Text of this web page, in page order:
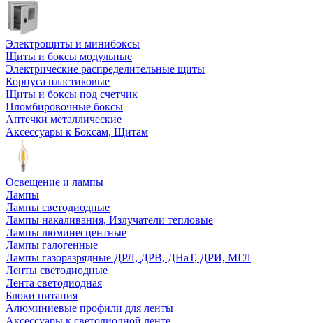
Электрощиты и минибоксы
Щиты и боксы модульные
Электрические распределительные щиты
Корпуса пластиковые
Щиты и боксы под счетчик
Пломбировочные боксы
Аптечки металлические
Аксессуары к Боксам, Щитам
Освещение и лампы
Лампы
Лампы светодиодные
Лампы накаливания, Излучатели тепловые
Лампы люминесцентные
Лампы галогенные
Лампы газоразрядные ДРЛ, ДРВ, ДНаТ, ДРИ, МГЛ
Ленты светодиодные
Лента светодиодная
Блоки питания
Алюминиевые профили для ленты
Аксессуары к светодиодной ленте